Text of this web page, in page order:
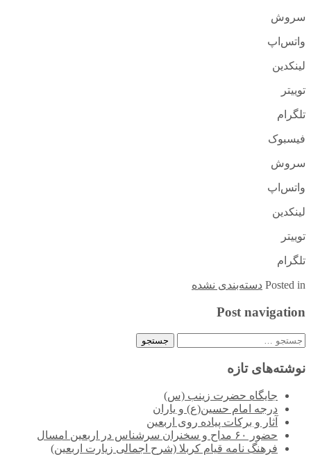
سروش
واتس‌اپ
لینکدین
توییتر
تلگرام
فیسبوک
سروش
واتس‌اپ
لینکدین
توییتر
تلگرام
Posted in دسته‌بندی نشده
Post navigation
جستجو
نوشته‌های تازه
جایگاه حضرت زینب (س)
درجه امام حسین(ع) و یاران
آثار و برکات پیاده روی اربعین
حضور ۶۰ مداح و سخنران سرشناس در اربعین امسال
فرهنگ نامه قیام کربلا (شرح اجمالی زیارت اربعین)